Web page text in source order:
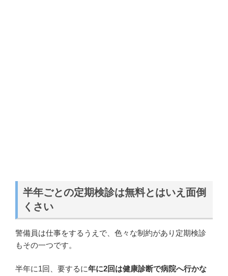
半年ごとの定期検診は無料とはいえ面倒
くさい
警備員は仕事をするうえで、色々な制約があり定期検診
もその一つです。
半年に1回、要するに年に2回は健康診断で病院へ行かな